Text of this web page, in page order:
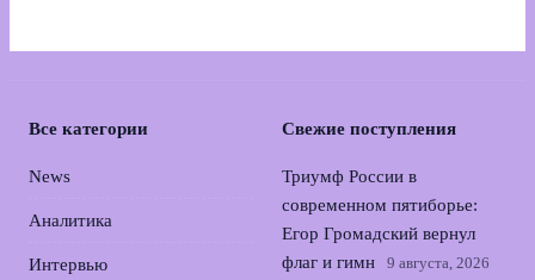
Все категории
News
Аналитика
Интервью
Свежие поступления
Триумф России в
современном пятиборье:
Егор Громадский вернул
флаг и гимн
9 августа, 2026